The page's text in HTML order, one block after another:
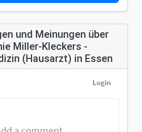
und Meinungen über
Miller-Kleckers -
(Hausarzt) in Essen
Login